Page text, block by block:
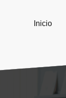
Inicio